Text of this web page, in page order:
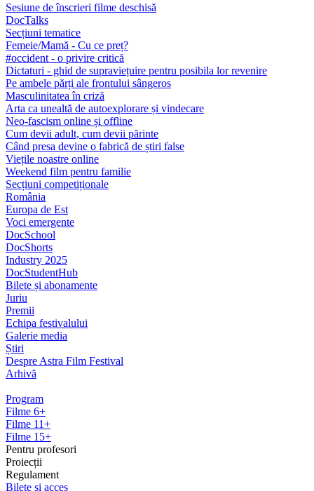
Sesiune de înscrieri filme deschisă
DocTalks
Secțiuni tematice
Femeie/Mamă - Cu ce preț?
#occident - o privire critică
Dictaturi - ghid de supraviețuire pentru posibila lor revenire
Pe ambele părți ale frontului sângeros
Masculinitatea în criză
Arta ca unealtă de autoexplorare și vindecare
Neo-fascism online și offline
Cum devii adult, cum devii părinte
Când presa devine o fabrică de știri false
Viețile noastre online
Weekend film pentru familie
Secțiuni competiționale
România
Europa de Est
Voci emergente
DocSchool
DocShorts
Industry 2025
DocStudentHub
Bilete și abonamente
Juriu
Premii
Echipa festivalului
Galerie media
Știri
Despre Astra Film Festival
Arhivă
Program
Filme 6+
Filme 11+
Filme 15+
Pentru profesori
Proiecții
Regulament
Bilete și acces